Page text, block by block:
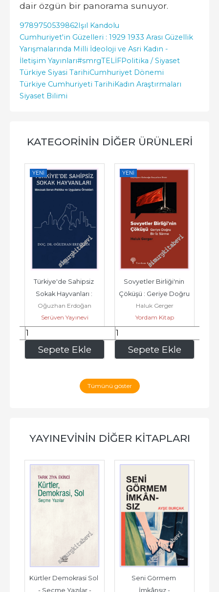
dair özgün bir panorama sunuyor.
9789750539862Işıl Kandolu
Cumhuriyet'in Güzelleri : 1929 1933 Arası Güzellik
Yarışmalarında Milli İdeoloji ve Asri Kadın -
İletişim Yayınları#smrgTELİFPolitika / Siyaset
Türkiye Siyasi TarihiCumhuriyet Dönemi
Türkiye Cumhuriyeti TarihiKadın Araştırmaları
Siyaset Bilimi
KATEGORININ DIĞER ÜRÜNLERI
YENI
Sepete Ekle
Türkiye'de Sahipsiz
Sokak Hayvanları :
Mevzuat - Sorun -
Politika ve...
Oğuzhan Erdoğan
Serüven Yayınevi
323,05
YENI
Sepete Ekle
Sovyetler Birliği'nin
Çöküşü : Geriye Doğru
Bir İz Sürme -         2026
Haluk Gerger
Yordam Kitap
510,00
Tümünü göster
YAYINEVININ DIĞER KITAPLARI
Kürtler Demokrasi Sol
- Seçme Yazılar -
Seni Görmem
İmkânsız -